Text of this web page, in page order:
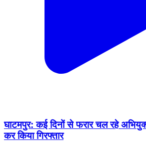
घाटमपुर: कई दिनों से फरार चल रहे
कर किया गिरफ्तार